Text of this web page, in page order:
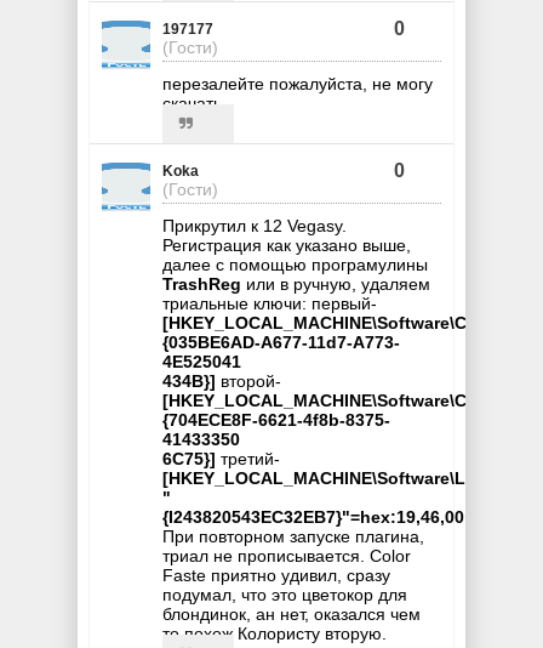
197177
(Гости)
0
перезалейте пожалуйста, не могу
скачать
Koka
(Гости)
0
Прикрутил к 12 Vegasу.
Регистрация как указано выше,
далее с помощью програмулины
TrashReg или в ручную, удаляем
триальные ключи: первый-
{035BE6AD-A677-11d7-A773-
4E525041
434B}] второй-
{704ECE8F-6621-4f8b-8375-
41433350
6C75}] третий-
[HKEY_LOCAL_MACHINE\Software\Licenses]
"
{I243820543EC32EB7}"=hex:19,46,00,00
При повторном запуске плагина,
триал не прописывается. Color
Faste приятно удивил, сразу
подумал, что это цветокор для
блондинок, ан нет, оказался чем
то похож Колористу вторую.